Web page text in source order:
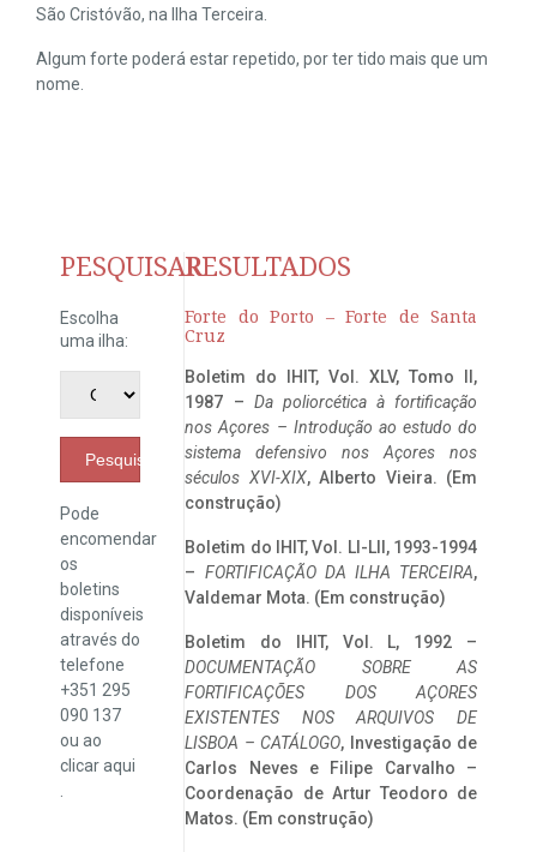
São Cristóvão, na Ilha Terceira.
Algum forte poderá estar repetido, por ter tido mais que um
nome.
PESQUISAR
Escolha
uma ilha:
Pesquisar
Pode
encomendar
os
boletins
disponíveis
através do
telefone
+351 295
090 137
ou ao
clicaraqui
RESULTADOS
Forte do Porto – Forte de Santa
Cruz
Boletim do IHIT, Vol. XLV, Tomo II,
1987 – Da poliorcética à fortificação
nos Açores – Introdução ao estudo do
sistema defensivo nos Açores nos
séculos XVI-XIX, Alberto Vieira. (Em
construção)
Boletim do IHIT, Vol. LI-LII, 1993-1994
– FORTIFICAÇÃO DA ILHA TERCEIRA,
Valdemar Mota. (Em construção)
Boletim do IHIT, Vol. L, 1992 –
DOCUMENTAÇÃO SOBRE AS
FORTIFICAÇÕES DOS AÇORES
EXISTENTES NOS ARQUIVOS DE
LISBOA – CATÁLOGO, Investigação de
Carlos Neves e Filipe Carvalho –
Coordenação de Artur Teodoro de
Matos. (Em construção)